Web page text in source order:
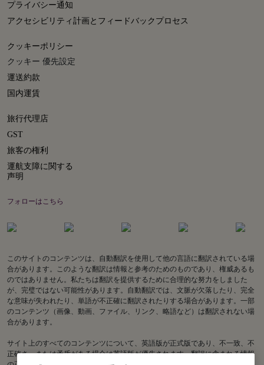
プライバシー通知
アクセシビリティ計画とフィードバックプロセス
クッキーポリシー
クッキー 優先設定
運送約款
国内運賃
旅行代理店
GST
旅客の権利
運航支障に関する
声明
フォローはこちら
このサイトのコンテンツは、自動翻訳を使用して他の言語に翻訳されている場
合があります。このような翻訳は情報と参考のためのものであり、権威あるも
のではありません。私たちは翻訳を提供するために合理的な努力をしました
が、完璧ではない可能性があります。自動翻訳では、文脈が欠落したり、完全
な意味が失われたり、単語が不正確に翻訳されたりする場合があります。一部
のコンテンツ（画像、動画、ファイル、リンク、略語など）は翻訳されない場
合があります。
サイト上のすべてのコンテンツについて、英語版が正式版であり、不一致、不
正確さ、または矛盾がある場合は英語版が優先されます。翻訳に含まれる情報